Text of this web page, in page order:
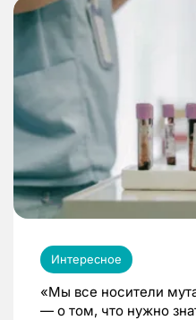
Интересное
«Мы все носители
— о том, что нужно